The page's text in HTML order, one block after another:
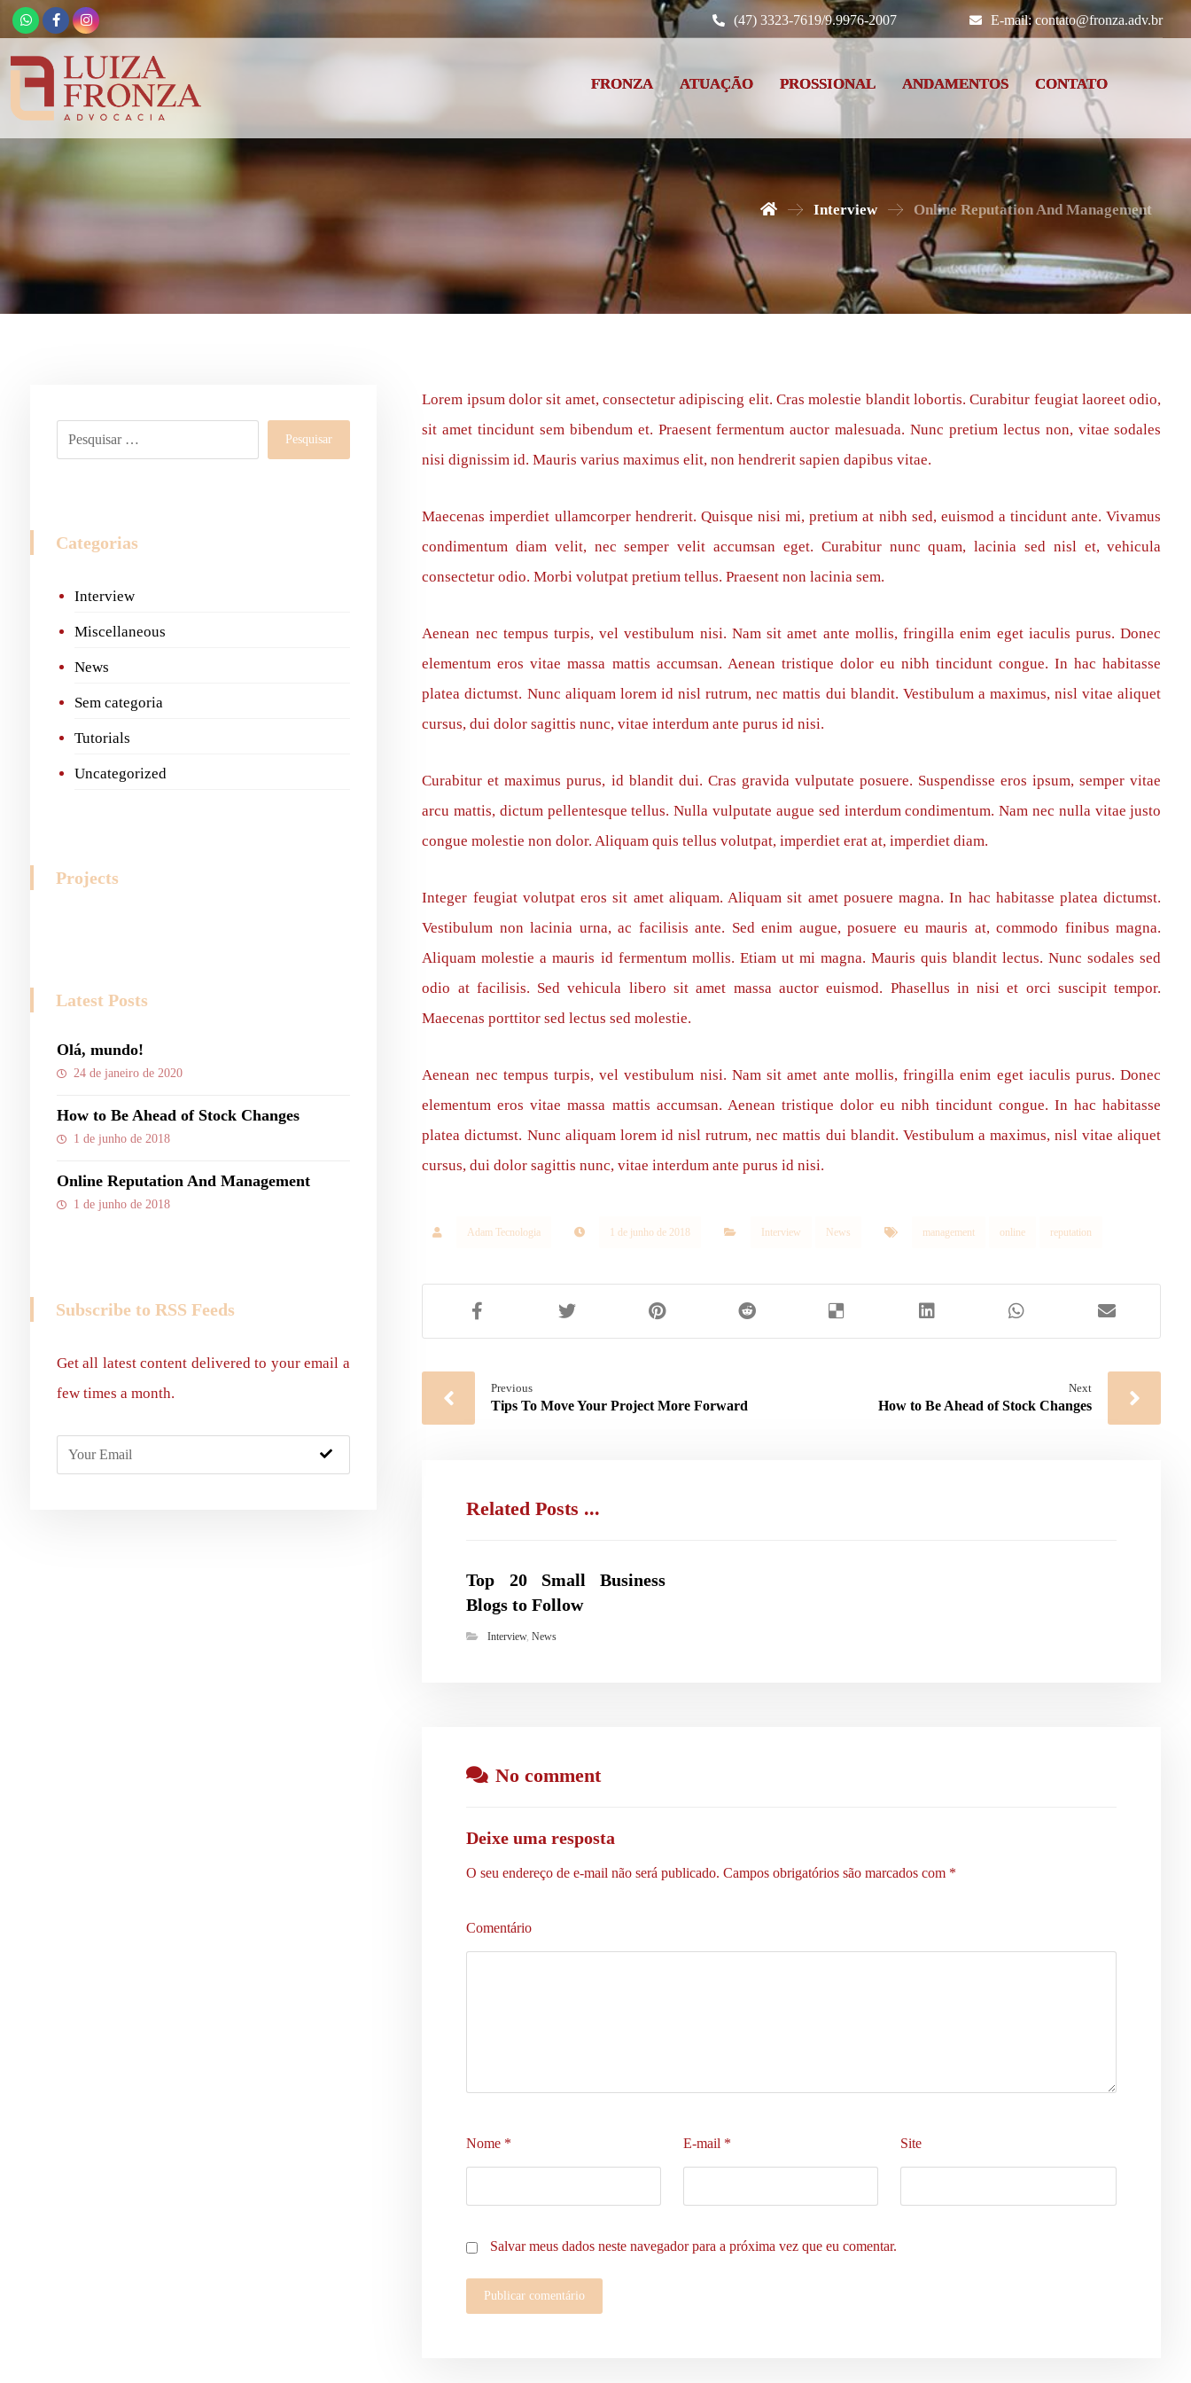
E-mail: contato@fronza.adv.br
(47) 3323-7619/9.9976-2007
FRONZA ATUAÇÃO PROSSIONAL ANDAMENTOS CONTATO
Interview Online Reputation And Management
Lorem ipsum dolor sit amet, consectetur adipiscing elit. Cras molestie blandit lobortis. Curabitur feugiat laoreet odio,
sit amet tincidunt sem bibendum et. Praesent fermentum auctor malesuada. Nunc pretium lectus non, vitae sodales
nisi dignissim id. Mauris varius maximus elit, non hendrerit sapien dapibus vitae.
Maecenas imperdiet ullamcorper hendrerit. Quisque nisi mi, pretium at nibh sed, euismod a tincidunt ante. Vivamus
condimentum diam velit, nec semper velit accumsan eget. Curabitur nunc quam, lacinia sed nisl et, vehicula
consectetur odio. Morbi volutpat pretium tellus. Praesent non lacinia sem.
Aenean nec tempus turpis, vel vestibulum nisi. Nam sit amet ante mollis, fringilla enim eget iaculis purus. Donec
elementum eros vitae massa mattis accumsan. Aenean tristique dolor eu nibh tincidunt congue. In hac habitasse
platea dictumst. Nunc aliquam lorem id nisl rutrum, nec mattis dui blandit. Vestibulum a maximus, nisl vitae aliquet
cursus, dui dolor sagittis nunc, vitae interdum ante purus id nisi.
Curabitur et maximus purus, id blandit dui. Cras gravida vulputate posuere. Suspendisse eros ipsum, semper vitae
arcu mattis, dictum pellentesque tellus. Nulla vulputate augue sed interdum condimentum. Nam nec nulla vitae justo
congue molestie non dolor. Aliquam quis tellus volutpat, imperdiet erat at, imperdiet diam.
Integer feugiat volutpat eros sit amet aliquam. Aliquam sit amet posuere magna. In hac habitasse platea dictumst.
Vestibulum non lacinia urna, ac facilisis ante. Sed enim augue, posuere eu mauris at, commodo finibus magna.
Aliquam molestie a mauris id fermentum mollis. Etiam ut mi magna. Mauris quis blandit lectus. Nunc sodales sed
odio at facilisis. Sed vehicula libero sit amet massa auctor euismod. Phasellus in nisi et orci suscipit tempor.
Maecenas porttitor sed lectus sed molestie.
Aenean nec tempus turpis, vel vestibulum nisi. Nam sit amet ante mollis, fringilla enim eget iaculis purus. Donec
elementum eros vitae massa mattis accumsan. Aenean tristique dolor eu nibh tincidunt congue. In hac habitasse
platea dictumst. Nunc aliquam lorem id nisl rutrum, nec mattis dui blandit. Vestibulum a maximus, nisl vitae aliquet
cursus, dui dolor sagittis nunc, vitae interdum ante purus id nisi.
Adam Tecnologia 1 de junho de 2018 Interview News management online reputation
Previous
Tips To Move Your Project More Forward
Next
How to Be Ahead of Stock Changes
Related Posts ...
Top 20 Small Business
Blogs to Follow
Interview,News
No comment
Deixe uma resposta
O seu endereço de e-mail não será publicado. Campos obrigatórios são marcados com *
Comentário
Nome * E-mail * Site
Salvar meus dados neste navegador para a próxima vez que eu comentar.
Publicar comentário
Pesquisar
Categorias
Interview
Miscellaneous
News
Sem categoria
Tutorials
Uncategorized
Projects
Latest Posts
Olá, mundo!
24 de janeiro de 2020
How to Be Ahead of Stock Changes
1 de junho de 2018
Online Reputation And Management
1 de junho de 2018
Subscribe to RSS Feeds
Get all latest content delivered to your email a
few times a month.